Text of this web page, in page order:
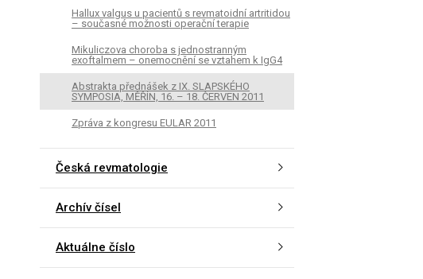
Hallux valgus u pacientů s revmatoidní artritidou
– současné možnosti operační terapie
Mikuliczova choroba s jednostranným
exoftalmem – onemocnění se vztahem k IgG4
Abstrakta přednášek z IX. SLAPSKÉHO
SYMPOSIA, MĚŘÍN, 16. – 18. ČERVEN 2011
Zpráva z kongresu EULAR 2011
Česká revmatologie
Archív čísel
Aktuálne číslo